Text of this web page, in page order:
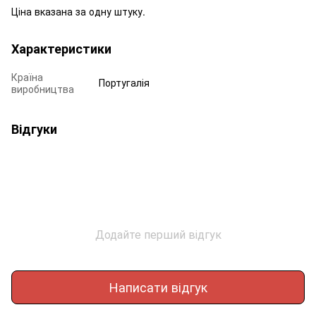
Ціна вказана за одну штуку.
Характеристики
Країна
виробництва
Португалія
Відгуки
Додайте перший відгук
Написати відгук